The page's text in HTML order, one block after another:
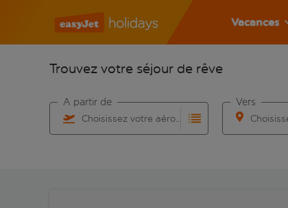
Vacances
Trouvez votre séjour de rêve
Choisissez votre aéroport
À partir de Vers